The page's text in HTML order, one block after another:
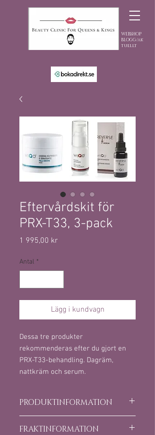
BLOGG/ak
tuellt
WEBSHOP
Eftervårdskit för
PRX-T33, 3-pack
1 995,00 krPris
Antal *
Lägg i kundvagn
Dessa tre produkter
rekommenderas efter du gjort en
PRX-T33-behandling. Dagräm,
nattkräm och serum.
PRODUKTINFORMATION
En mjukgörande dagkräm med Shea
FRAKTINFORMATION